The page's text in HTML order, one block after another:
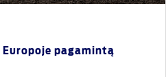
pagamintą